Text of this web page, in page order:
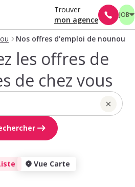
Trouver
mon agence
JOB
Nos offres d'emploi de nounou
les offres de
de chez vous
Vue Carte